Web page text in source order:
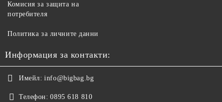
Комисия за защита на
потребителя
Политика за личните данни
Информация за контакти:
Имейл: info@bigbag.bg
Телефон: 0895 618 810